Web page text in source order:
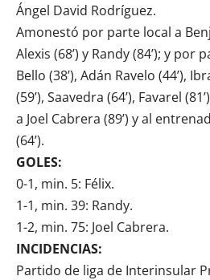
Ángel David Rodríguez.
Amonestó por parte local a
Alexis (68’) y Randy (84’); y
Bello (38’), Adán Ravelo (44’),
(59’), Saavedra (64’), Favarel
a Joel Cabrera (89’) y al
(64’).
GOLES:
0-1, min. 5: Félix.
1-1, min. 39: Randy.
1-2, min. 75: Joel Cabrera.
INCIDENCIAS:
Partido de liga de Interinsular